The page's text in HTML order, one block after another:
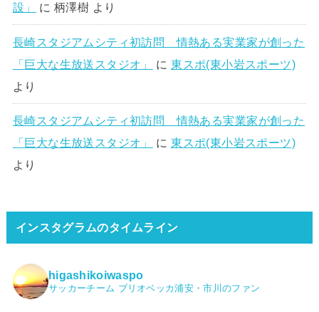
設」
に 柄澤樹 より
長崎スタジアムシティ初訪問 情熱ある実業家が創った
「巨大な生放送スタジオ」
に東スポ(東小岩スポーツ)
より
長崎スタジアムシティ初訪問 情熱ある実業家が創った
「巨大な生放送スタジオ」
に東スポ(東小岩スポーツ)
より
インスタグラムのタイムライン
higashikoiwaspo
サッカーチーム ブリオベッカ浦安・市川のファン